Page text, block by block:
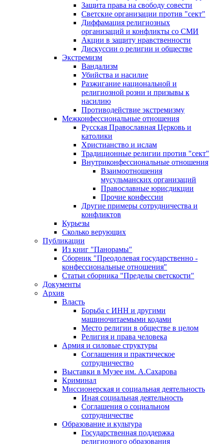
Защита права на свободу совести
Светские организации против "сект"
Диффамация религиозных
организаций и конфликты со СМИ
Акции в защиту нравственности
Дискуссии о религии и обществе
Экстремизм
Вандализм
Убийства и насилие
Разжигание национальной и
религиозной розни и призывы к
насилию
Противодействие экстремизму
Межконфессиональные отношения
Русская Православная Церковь и
католики
Христианство и ислам
Традиционные религии против "сект"
Внутриконфессиональные отношения
Взаимоотношения
мусульманских организаций
Православные юрисдикции
Прочие конфессии
Другие примеры сотрудничества и
конфликтов
Курьезы
Сколько верующих
Публикации
Из книг "Панорамы"
Сборник "Преодолевая государственно -
конфессиональные отношения"
Статьи сборника "Пределы светскости"
Документы
Архив
Власть
Борьба с ИНН и другими
машиночитаемыми кодами
Место религии в обществе в целом
Религия и права человека
Армия и силовые структуры
Соглашения и практическое
сотрудничество
Выставки в Музее им. А.Сахарова
Криминал
Миссионерская и социальная деятельность
Иная социальная деятельность
Соглашения о социальном
сотрудничестве
Образование и культура
Государственная поддержка
религиозного образования